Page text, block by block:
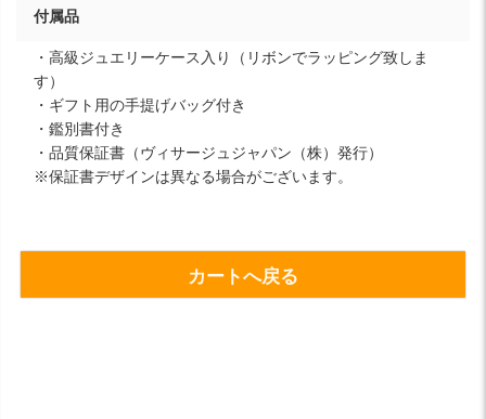
付属品
・高級ジュエリーケース入り（リボンでラッピング致しま
す）
・ギフト用の手提げバッグ付き
・鑑別書付き
・品質保証書（ヴィサージュジャパン（株）発行）
※保証書デザインは異なる場合がございます。
カートへ戻る